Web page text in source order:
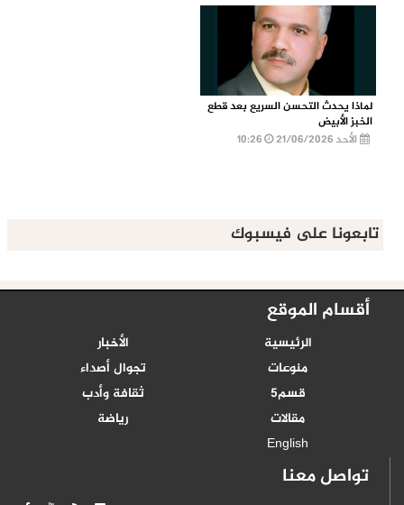
لماذا يحدث التحسن السريع بعد قطع
الخبز الأبيض
الأحد 21/06/2026
تابعونا على فيسبوك
أقسام الموقع
الرئيسية
الأخبار
منوعات
تجوال أصداء
قسم5
ثقافة وأدب
مقالات
رياضة
English
تواصل معنا